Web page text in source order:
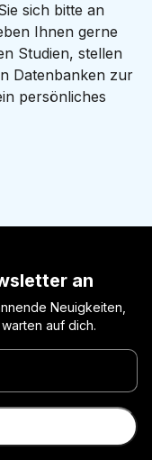
sich bitte an
Ihnen gerne
Studien, stellen
Datenbanken zur
persönliches
an
Neuigkeiten,
auf dich.